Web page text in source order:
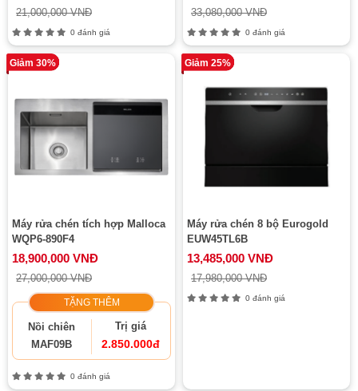
21,000,000 VNĐ
0 đánh giá
33,080,000 VNĐ
0 đánh giá
Giảm 30%
Máy rửa chén tích hợp Malloca
WQP6-890F4
18,900,000 VNĐ
27,000,000 VNĐ
TẶNG THÊM
Nồi chiên
MAF09B
Trị giá
2.850.000đ
0 đánh giá
Giảm 25%
Máy rửa chén 8 bộ Eurogold
EUW45TL6B
13,485,000 VNĐ
17,980,000 VNĐ
0 đánh giá